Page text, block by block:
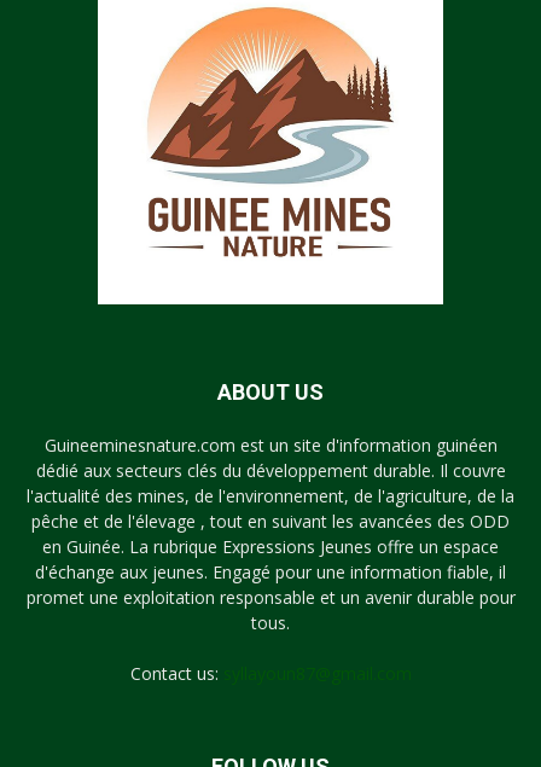
ABOUT US
Guineeminesnature.com est un site d'information guinéen
dédié aux secteurs clés du développement durable. Il couvre
l'actualité des mines, de l'environnement, de l'agriculture, de la
pêche et de l'élevage , tout en suivant les avancées des ODD
en Guinée. La rubrique Expressions Jeunes offre un espace
d'échange aux jeunes. Engagé pour une information fiable, il
promet une exploitation responsable et un avenir durable pour
tous.
Contact us: